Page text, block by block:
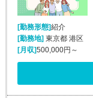
[勤務形態]紹介
[勤務地]東京都 港区
[月収]500,000円～